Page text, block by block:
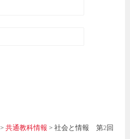
>共通教科情報 >社会と情報 第2回